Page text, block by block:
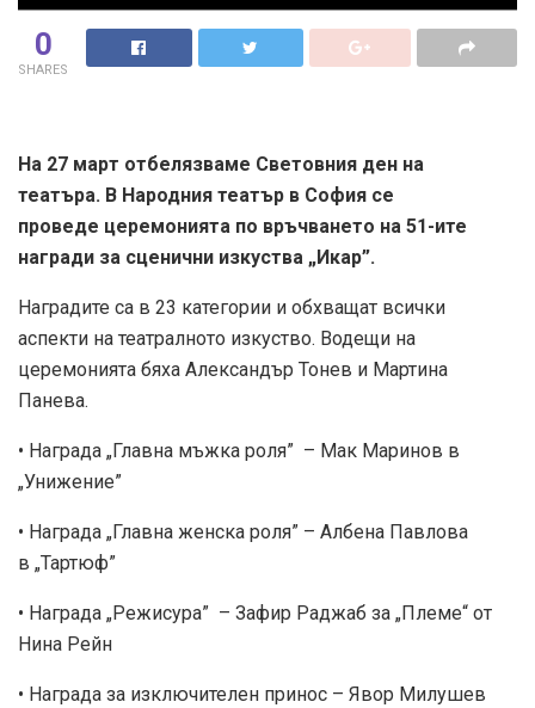
0
SHARES
На 27 март отбелязваме Световния ден на
театъра. В Народния театър в София се
проведе церемонията по връчването на 51-ите
награди за сценични изкуства „Икар”.
Наградите са в 23 категории и обхващат всички
аспекти на театралното изкуство. Водещи на
церемонията бяха Александър Тонев и Мартина
Панева.
• Награда „Главна мъжка роля” – Мак Маринов в
„Унижение”
• Награда „Главна женска роля” – Албена Павлова
в „Тартюф”
• Награда „Режисура” – Зафир Раджаб за „Племе“ от
Нина Рейн
• Награда за изключителен принос – Явор Милушев